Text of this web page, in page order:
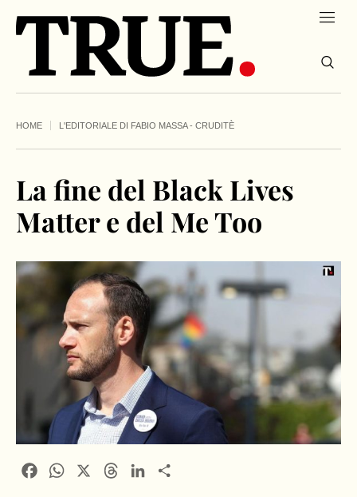
HOME L'EDITORIALE DI FABIO MASSA - CRUDITÈ
La fine del Black Lives
Matter e del Me Too
FacebookWhatsApp ThreadsLinkedIn